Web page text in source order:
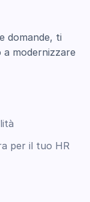
domande, ti
modernizzare
per il tuo HR